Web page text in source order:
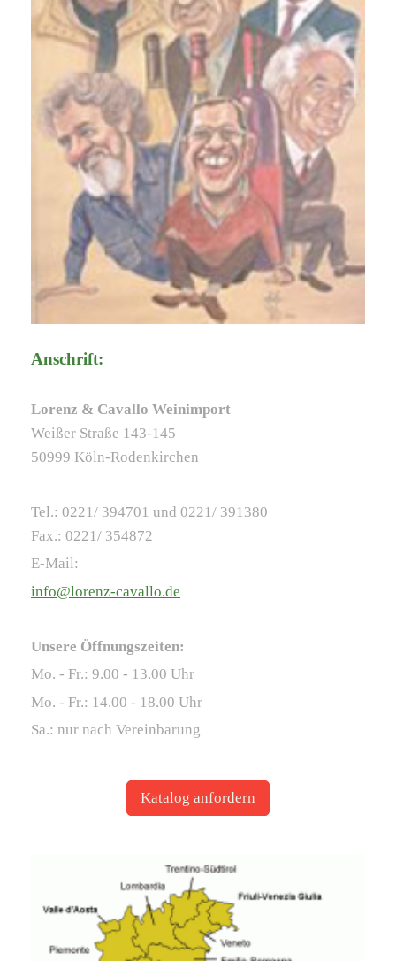
Anschrift:
Lorenz & Cavallo Weinimport
Weißer Straße 143-145
50999 Köln-Rodenkirchen
Tel.: 0221/ 394701 und 0221/ 391380
Fax.: 0221/ 354872
E-Mail:
info@lorenz-cavallo.de
Unsere Öffnungszeiten:
Mo. - Fr.: 9.00 - 13.00 Uhr
Mo. - Fr.: 14.00 - 18.00 Uhr
Sa.: nur nach Vereinbarung
Katalog anfordern